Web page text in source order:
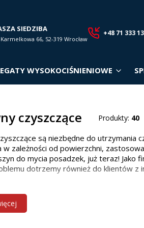
+48 71 333
SIEDZIBA
66, 52-319 Wrocław
WYSOKOCIŚNIENIOWE
czyszczące Produkty: 40
są niezbędne do utrzymania
w zależności od powierzchni,
do mycia posadzek, już teraz! Jako
dotrzemy również do klientów z
czyszczących w
modelu zależy od wielkości i